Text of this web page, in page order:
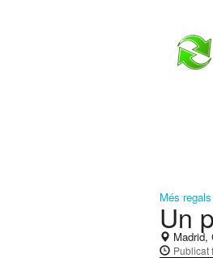
Més regals
Un
Madrid,
Publicat